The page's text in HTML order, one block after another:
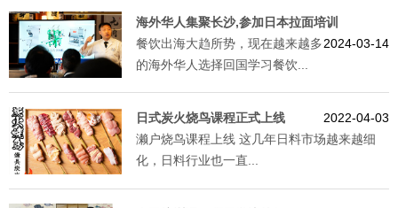
海外华人集聚长沙,参加日本拉面培训
2024-03-14
餐饮出海大趋所势，现在越来越多
的海外华人选择回国学习餐饮...
日式炭火烧鸟课程正式上线
2022-04-03
濑户烧鸟课程上线 这几年日料市场越来越细
化，日料行业也一直...